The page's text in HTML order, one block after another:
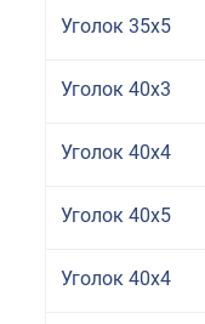
Уголок 35x5
Уголок 40x3
Уголок 40x4
Уголок 40x5
Уголок 40x4